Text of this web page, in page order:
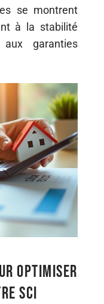
se montrent
à la stabilité
garanties
optimiser
SCI